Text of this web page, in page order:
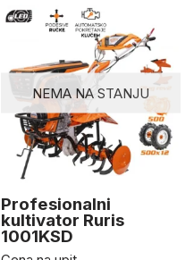
NEMA NA STANJU
Profesionalni
kultivator Ruris
1001KSD